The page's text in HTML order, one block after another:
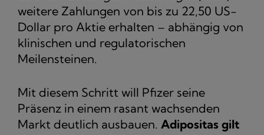
weitere Zahlungen von bis zu 22,50 US-
Dollar pro Aktie erhalten – abhängig von
klinischen und regulatorischen
Meilensteinen.
Mit diesem Schritt will Pfizer seine
Präsenz in einem rasant wachsenden
Markt deutlich ausbauen. Adipositas gilt